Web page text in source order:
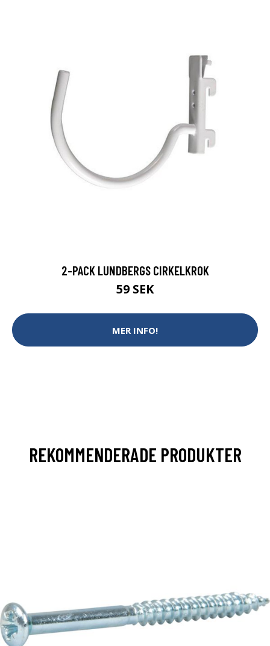
2-PACK LUNDBERGS CIRKELKROK
59 SEK
MER INFO!
REKOMMENDERADE PRODUKTER